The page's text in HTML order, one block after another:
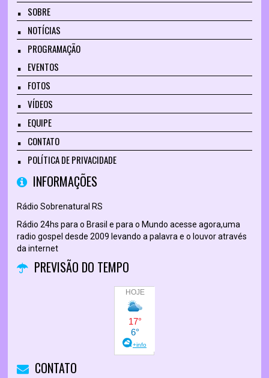
SOBRE
NOTÍCIAS
PROGRAMAÇÃO
EVENTOS
FOTOS
VÍDEOS
EQUIPE
CONTATO
POLÍTICA DE PRIVACIDADE
INFORMAÇÕES
Rádio Sobrenatural RS
Rádio 24hs para o Brasil e para o Mundo acesse agora,uma
radio gospel desde 2009 levando a palavra e o louvor através
da internet
PREVISÃO DO TEMPO
CONTATO